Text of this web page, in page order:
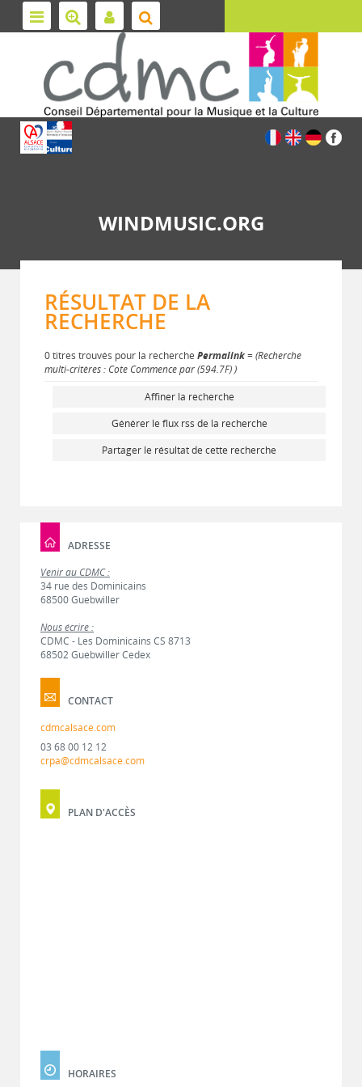
WINDMUSIC.ORG
RÉSULTAT DE LA
RECHERCHE
0 titres trouvés pour la recherche Permalink= (Recherche
multi-critères : Cote Commence par (594.7F) )
Affiner la recherche
Générer le flux rss de la recherche
Partager le résultat de cette recherche
ADRESSE
Venir au CDMC :
34 rue des Dominicains
68500 Guebwiller
Nous écrire :
CDMC - Les Dominicains CS 8713
68502 Guebwiller Cedex
CONTACT
cdmcalsace.com
03 68 00 12 12
crpa@cdmcalsace.com
PLAN D'ACCÈS
HORAIRES